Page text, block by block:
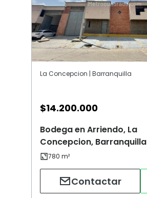
La Concepcion | Barranquilla
$14.200.000
Bodega en Arriendo, La
Concepcion, Barranquilla
Contactar